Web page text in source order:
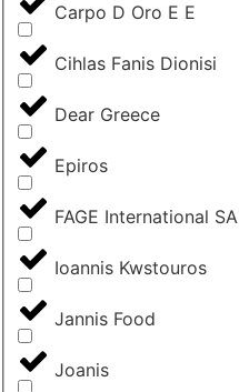
Carpo D Oro E E
Cihlas Fanis Dionisi
Dear Greece
Epiros
FAGE International SA
Ioannis Kwstouros
Jannis Food
Joanis